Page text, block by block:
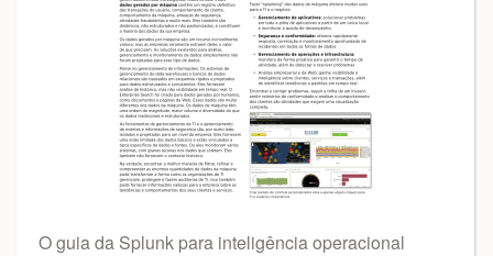
O guia da Splunk para inteligência operacional